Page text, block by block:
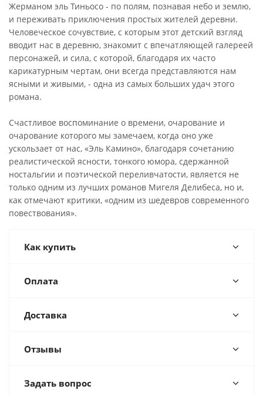
Жерманом эль Тиньосо - по полям, познавая небо и землю,
и переживать приключения простых жителей деревни.
Человеческое сочувствие, с которым этот детский взгляд
вводит нас в деревню, знакомит с впечатляющей галереей
персонажей, и сила, с которой, благодаря их часто
карикатурным чертам, они всегда представляются нам
ясными и живыми, - одна из самых больших удач этого
романа.
Счастливое воспоминание о времени, очарование и
очарование которого мы замечаем, когда оно уже
ускользает от нас, «Эль Камино», благодаря сочетанию
реалистической ясности, тонкого юмора, сдержанной
ностальгии и поэтической переливчатости, является не
только одним из лучших романов Мигеля Делибеса, но и,
как отмечают критики, «одним из шедевров современного
повествования».
Как купить
Оплата
Доставка
Отзывы
Задать вопрос